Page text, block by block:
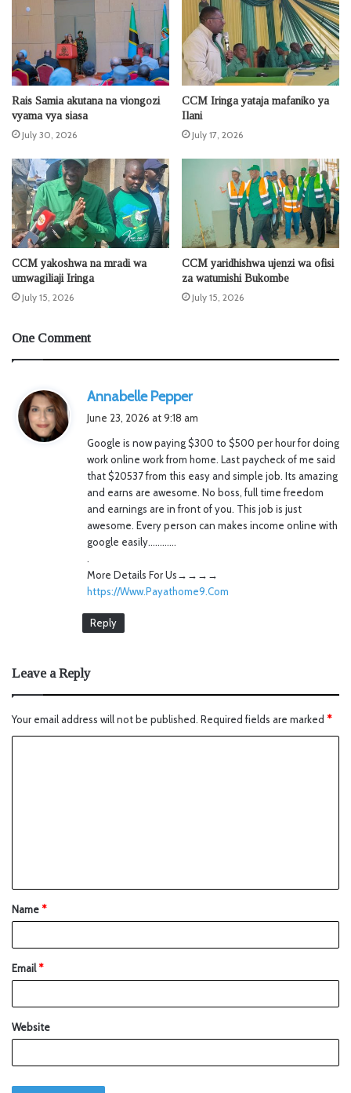
Rais Samia akutana na viongozi
vyama vya siasa
July 30, 2026
CCM Iringa yataja mafaniko ya
Ilani
July 17, 2026
CCM yakoshwa na mradi wa
umwagiliaji Iringa
July 15, 2026
CCM yaridhishwa ujenzi wa ofisi
za watumishi Bukombe
July 15, 2026
One Comment
Annabelle Peppers
s
:
June 23, 2026 at 9:18 am
Google is now paying $300 to $500 per hour for doing
work online work from home. Last paycheck of me said
that $20537 from this easy and simple job. Its amazing
and earns are awesome. No boss, full time freedom
and earnings are in front of you. This job is just
awesome. Every person can makes income online with
google easily…………
.
M­­­­­­o­­­­­­r­­­­­­e­ D­­­­­­e­­­­­­t­­­­­­a­­­­­­i­­­­­­l­­­­­­s For Us→→→→
https://Www.Payathome9.Com
Reply
Leave a Reply
Your email address will not be published. Required fields are marked *
Name*
Email*
Website